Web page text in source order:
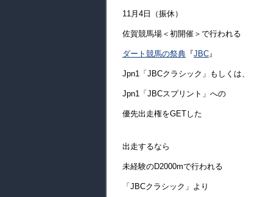
11月4日（振休）
佐賀競馬場＜初開催＞で行われる
ダート競馬の祭典 『JBC』
Jpn1「JBCクラシック」もしくは、
Jpn1「JBCスプリント」への
優先出走権をGETした
出走するなら
未経験のD2000mで行われる
「JBCクラシック」より